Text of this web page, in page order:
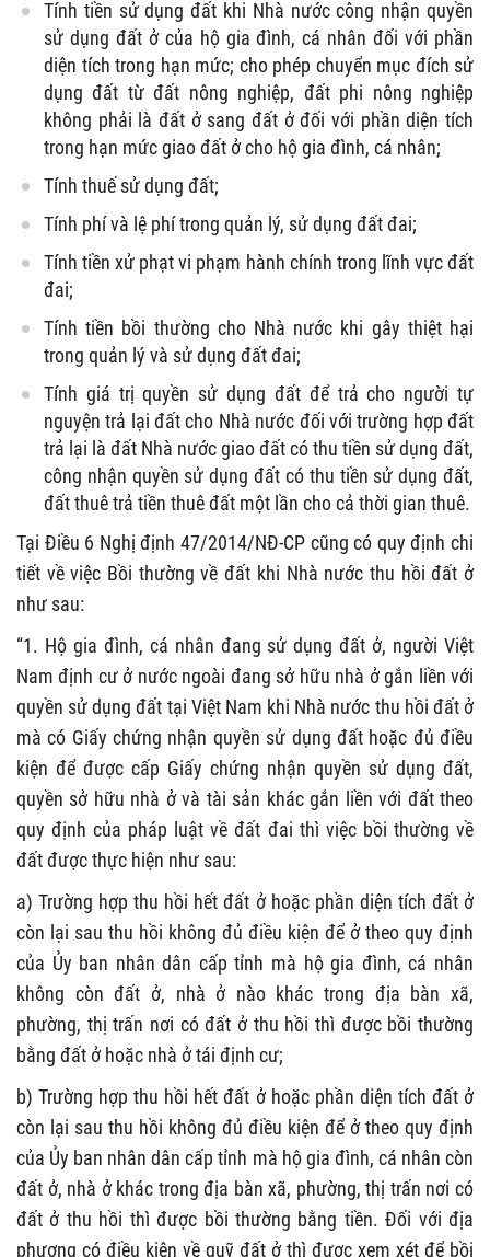
Tính tiền sử dụng đất khi Nhà nước công nhận quyền
sử dụng đất ở của hộ gia đình, cá nhân đối với phần
diện tích trong hạn mức; cho phép chuyển mục đích sử
dụng đất từ đất nông nghiệp, đất phi nông nghiệp
không phải là đất ở sang đất ở đối với phần diện tích
trong hạn mức giao đất ở cho hộ gia đình, cá nhân;
Tính thuế sử dụng đất;
Tính phí và lệ phí trong quản lý, sử dụng đất đai;
Tính tiền xử phạt vi phạm hành chính trong lĩnh vực đất
đai;
Tính tiền bồi thường cho Nhà nước khi gây thiệt hại
trong quản lý và sử dụng đất đai;
Tính giá trị quyền sử dụng đất để trả cho người tự
nguyện trả lại đất cho Nhà nước đối với trường hợp đất
trả lại là đất Nhà nước giao đất có thu tiền sử dụng đất,
công nhận quyền sử dụng đất có thu tiền sử dụng đất,
đất thuê trả tiền thuê đất một lần cho cả thời gian thuê.
Tại Điều 6 Nghị định 47/2014/NĐ-CP cũng có quy định chi
tiết về việc Bồi thườngvề đất khi Nhà nước thu hồi đất ở
như sau:
“1. Hộ gia đình, cá nhân đang sử dụng đất ở, người Việt
Nam định cư ở nước ngoài đang sở hữu nhà ở gắn liền với
quyền sử dụng đất tại Việt Nam khi Nhà nước thu hồi đất ở
mà có Giấy chứng nhận quyền sử dụng đất hoặc đủ điều
kiện để được cấp Giấy chứng nhận quyền sử dụng đất,
quyền sở hữu nhà ở và tài sản khác gắn liền với đất theo
quy định của pháp luật về đất đai thì việc bồi thường về
đất được thực hiện như sau:
a) Trường hợp thu hồi hết đất ở hoặc phần diện tích đất ở
còn lại sau thu hồi không đủ điều kiện để ở theo quy định
của Ủy ban nhân dân cấp tỉnh mà hộ gia đình, cá nhân
không còn đất ở, nhà ở nào khác trong địa bàn xã,
phường, thị trấn nơi có đất ở thu hồi thì được bồi thường
bằng đất ở hoặc nhà ở tái định cư;
b) Trường hợp thu hồi hết đất ở hoặc phần diện tích đất ở
còn lại sau thu hồi không đủ điều kiện để ở theo quy định
của Ủy ban nhân dân cấp tỉnh mà hộ gia đình, cá nhân còn
đất ở, nhà ở khác trong địa bàn xã, phường, thị trấn nơi có
đất ở thu hồi thì được bồi thường bằng tiền. Đối với địa
phương có điều kiện về quỹ đất ở thì được xem xét để bồi